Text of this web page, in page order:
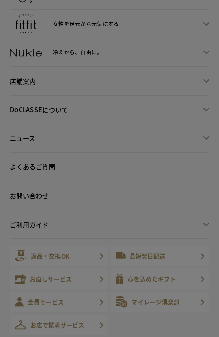
女性を足元から元気にする
冷えから、 自由に。
店舗案内
DoCLASSEについて
ニュース
よくあるご質問
お問い合わせ
ご利用ガイド
返品・交換OK 最短翌日配送
お直しサービス 心を込めたギフト
会員サービス マイレージ倶楽部
お店で試着サービス